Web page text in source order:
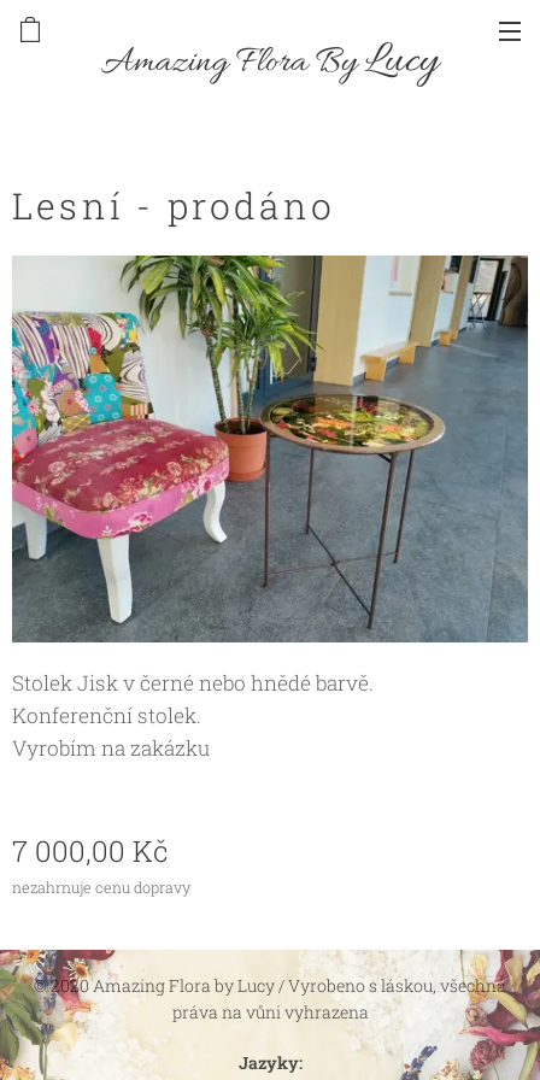
Amazing Flora ByLucy
Lesní - prodáno
Stolek Jisk v černé nebo hnědé barvě.
Konferenční stolek.
Vyrobím na zakázku
7 000,00 Kč
nezahrnuje cenu dopravy
© 2020 Amazing Flora by Lucy / Vyrobeno s láskou, všechna
práva na vůni vyhrazena
Jazyky